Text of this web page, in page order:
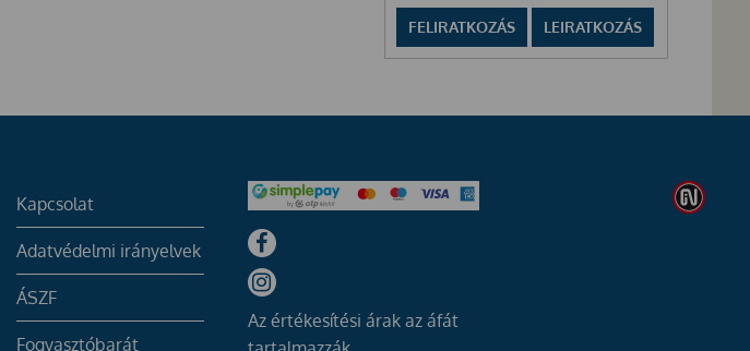
Kapcsolat
Adatvédelmi irányelvek
ÁSZF
Fogyasztóbarát
Az értékesítési árak az áfát